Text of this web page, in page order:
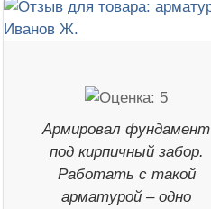
Армировал фундамент
под кирпичный забор.
Работать с такой
арматурой – одно